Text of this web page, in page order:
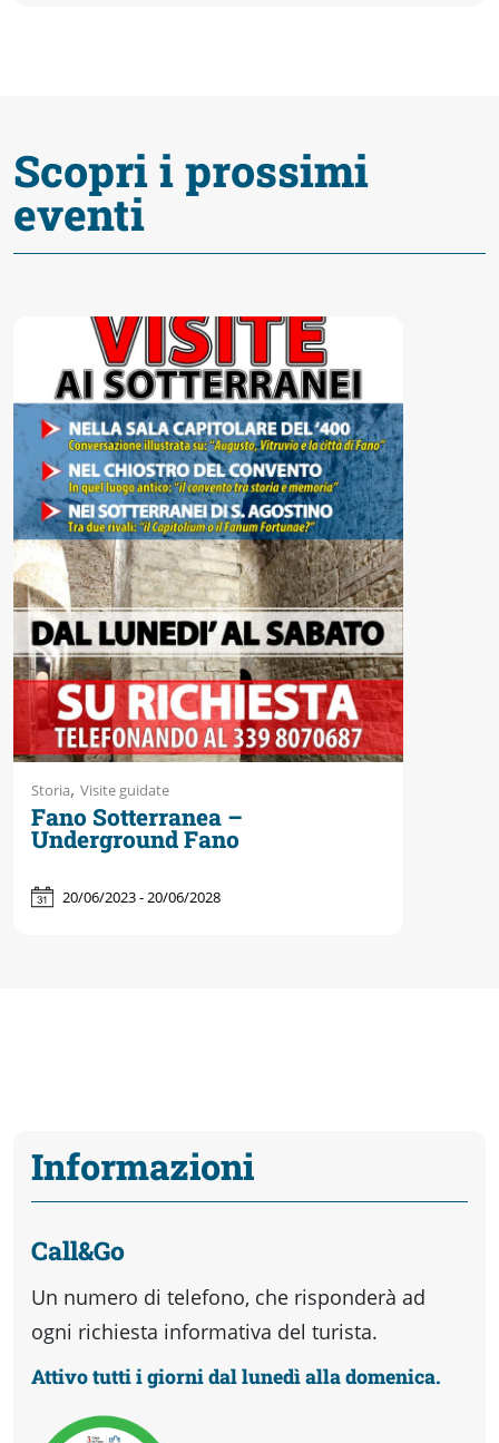
Scopri i prossimi
eventi
Storia, Visite guidate
Fano Sotterranea –
Underground Fano
20/06/2023 - 20/06/2028
Informazioni
Call&Go
Un numero di telefono, che risponderà ad
ogni richiesta informativa del turista.
Attivo tutti i giorni dal lunedì alla domenica.